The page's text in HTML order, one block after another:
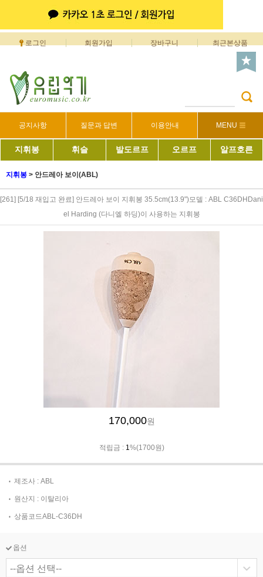
로그인 회원가입 장바구니 최근본상품
공지사항 질문과 답변 이용안내 MENU
지휘봉 휘슬 발도르프 오르프 알프호른
지휘봉 > 안드레아 보이(ABL)
[261] [5/18 재입고 완료] 안드레아 보이 지휘봉 35.5cm(13.9")모델 : ABL C36DHDani
el Harding (다니엘 하딩)이 사용하는 지휘봉
170,000원
적립금 : 1%(1700원)
제조사 : ABL
원산지 : 이탈리아
상품코드ABL-C36DH
옵션